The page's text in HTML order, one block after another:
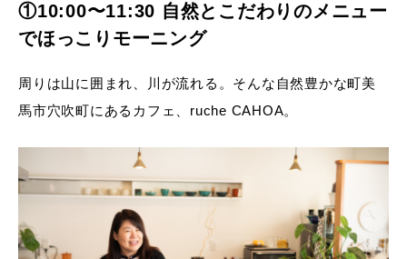
①10:00〜11:30 自然とこだわりのメニュー
でほっこりモーニング
周りは山に囲まれ、川が流れる。そんな自然豊かな町美
馬市穴吹町にあるカフェ、ruche CAHOA。